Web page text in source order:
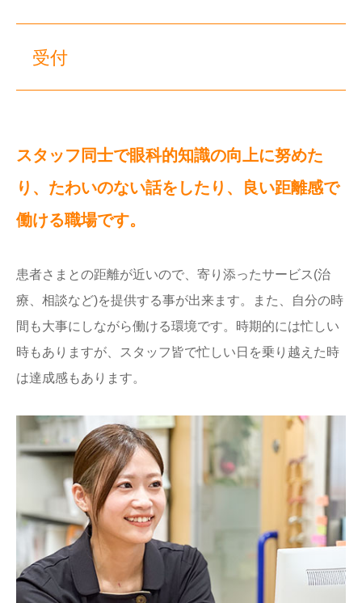
受付
スタッフ同士で眼科的知識の向上に努めた
り、たわいのない話をしたり、良い距離感で
働ける職場です。
患者さまとの距離が近いので、寄り添ったサービス(治
療、相談など)を提供する事が出来ます。また、自分の時
間も大事にしながら働ける環境です。時期的には忙しい
時もありますが、スタッフ皆で忙しい日を乗り越えた時
は達成感もあります。